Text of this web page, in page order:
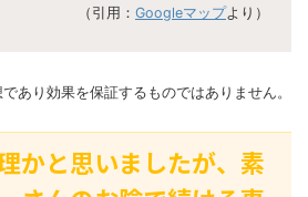
（引用： Googleマップより）
あり効果を保証するものではありません。
かと思いましたが、素